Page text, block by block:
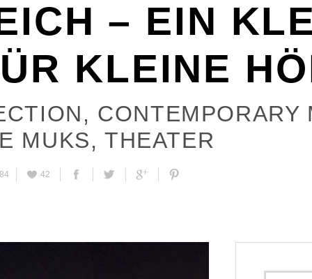
– EIN
KLEINE
, CONTEMPORARY
MUKS, THEATER
42